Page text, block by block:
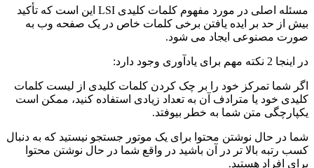
مسئله اصلی در مورد مفهوم کلمات کلیدی LSI این است که تأکید
بیش از حد بر ایده یافتن برخی کلمات خاص در یک صفحه وب به
صورت مصنوعی ایجاد می شود.
در اینجا 2 نکته مهم برای یادآوری وجود دارد:
اگر شما تمرکز خود را بر چک کردن کلمات کلیدی از لیست کلمات
کلیدی خود یا مترادف آن به تعداد زیادی استفاده کنید، ممکن است
یکپارچگی متن شما به خطر بیوفتد.
شما در حال نوشتن محتوا برای یک موتور جستجو نیستید که به دنبال
کسب رتبه بالا تر در آن باشید در واقع شما در حال نوشتن محتوا
برای افراد هستید.